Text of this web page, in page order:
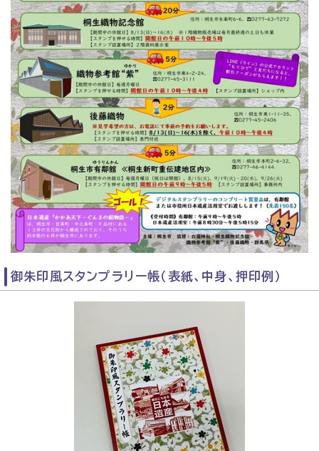
御朱印風スタンプラリー帳（表紙、中身、押印例）